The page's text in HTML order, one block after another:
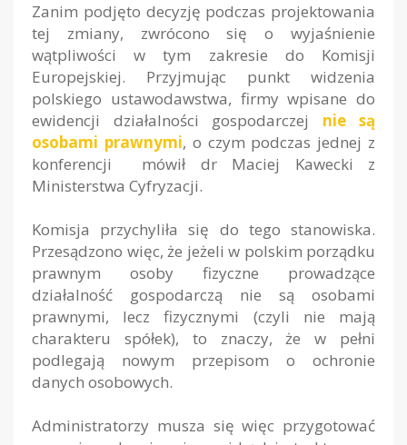
Zanim podjęto decyzję podczas projektowania
tej zmiany, zwrócono się o wyjaśnienie
wątpliwości w tym zakresie do Komisji
Europejskiej. Przyjmując punkt widzenia
polskiego ustawodawstwa, firmy wpisane do
ewidencji działalności gospodarczej nie są
osobami prawnymi, o czym podczas jednej z
konferencji mówił dr Maciej Kawecki z
Ministerstwa Cyfryzacji.
Komisja przychyliła się do tego stanowiska.
Przesądzono więc, że jeżeli w polskim porządku
prawnym osoby fizyczne prowadzące
działalność gospodarczą nie są osobami
prawnymi, lecz fizycznymi (czyli nie mają
charakteru spółek), to znaczy, że w pełni
podlegają nowym przepisom o ochronie
danych osobowych.
Administratorzy musza się więc przygotować